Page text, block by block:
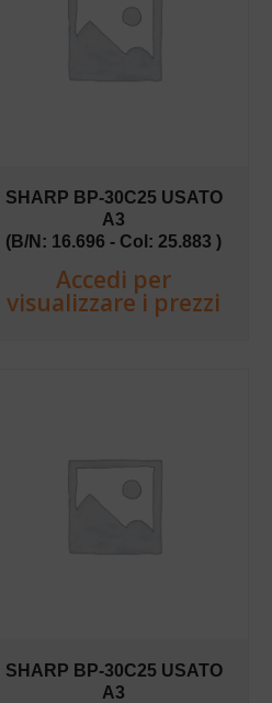
SHARP BP-30C25 USATO
A3
(B/N: 16.696 - Col: 25.883 )
Accedi per
visualizzare i prezzi
SHARP BP-30C25 USATO
A3